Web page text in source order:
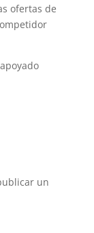
ofertas de
un